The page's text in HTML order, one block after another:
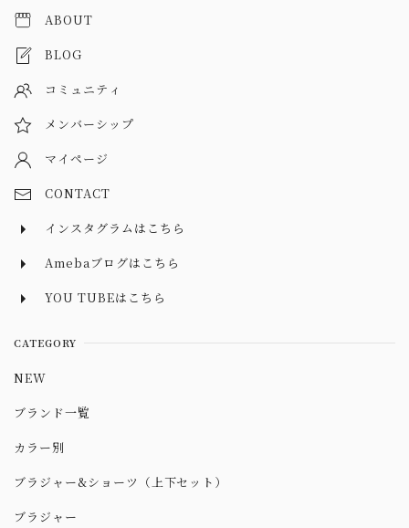
ABOUT
BLOG
コミュニティ
メンバーシップ
マイページ
CONTACT
インスタグラムはこちら
Amebaブログはこちら
YOU TUBEはこちら
CATEGORY
NEW
ブランド一覧
カラー別
ブラジャー&ショーツ（上下セット）
ブラジャー